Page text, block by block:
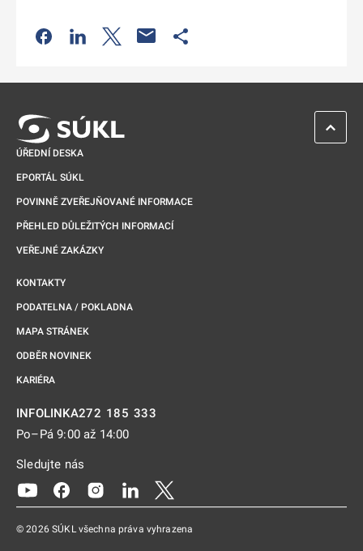
Odkaz se otevře na nové kartě
Odkaz se otevře na nové kartě
Odkaz se otevře na nové kartě
ÚŘEDNÍ DESKA
EPORTÁL SÚKL
POVINNĚ ZVEŘEJŇOVANÉ INFORMACE
PŘEHLED DŮLEŽITÝCH INFORMACÍ
VEŘEJNÉ ZAKÁZKY
KONTAKTY
PODATELNA / POKLADNA
MAPA STRÁNEK
ODBĚR NOVINEK
KARIÉRA
INFOLINKA272 185 333
Po–Pá 9:00 až 14:00
Sledujte nás
Odkaz se otevře na nové kartě
Odkaz se otevře na nové kartě
Odkaz se otevře na nové kartě
Odkaz se otevře na nové kartě
© 2026 SÚKL všechna práva vyhrazena
ZPĚT